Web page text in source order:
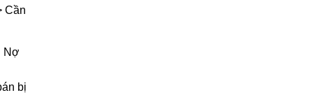
Cần
Nợ
bị